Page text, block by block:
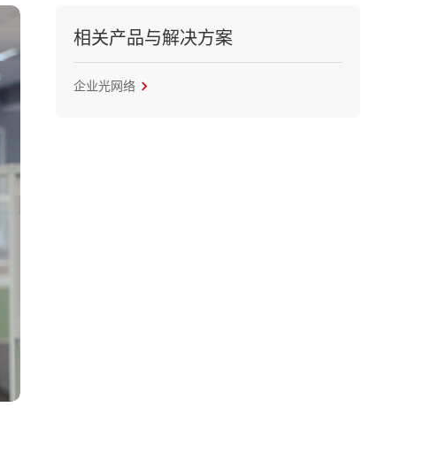
相关产品与解决方案
企业光网络